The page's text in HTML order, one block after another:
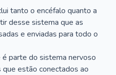
tanto o encéfalo quanto a
desse sistema que as
e enviadas para todo o
é parte do sistema nervoso
estão conectados ao